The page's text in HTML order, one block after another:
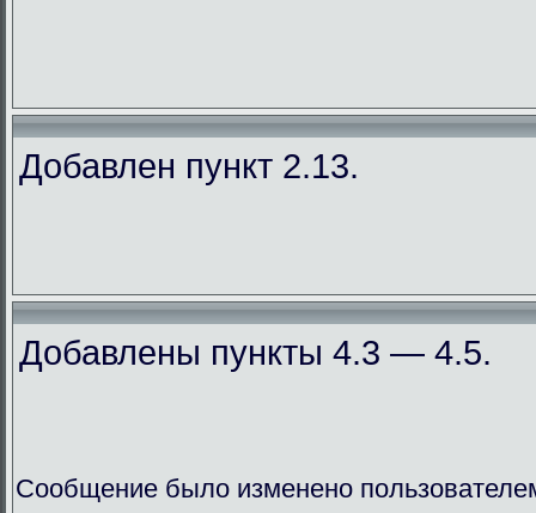
Добавлен пункт 2.13.
Добавлены пункты 4.3 — 4.5.
Сообщение было изменено